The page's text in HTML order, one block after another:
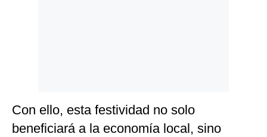
Con ello, esta festividad no solo
beneficiará a la economía local, sino